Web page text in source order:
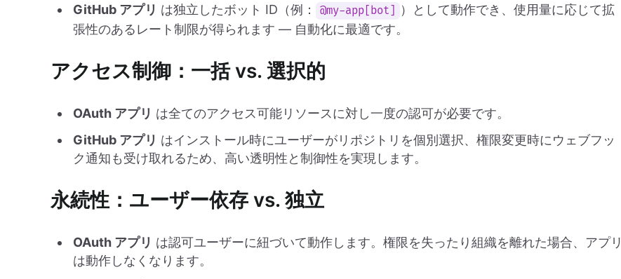
GitHub アプリ は独立したボット ID（例： @my-app[bot]
）として動作でき、使用量に応じて拡
張性のあるレート制限が得られます — 自動化に最適です。
アクセス制御：一括 vs. 選択的
OAuth アプリ は全てのアクセス可能リソースに対し一度の認可が必要です。
GitHub アプリ はインストール時にユーザーがリポジトリを個別選択、権限変更時にウェブフッ
ク通知も受け取れるため、高い透明性と制御性を実現します。
永続性：ユーザー依存 vs. 独立
OAuth アプリ は認可ユーザーに紐づいて動作します。権限を失ったり組織を離れた場合、アプリ
は動作しなくなります。